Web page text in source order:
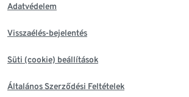
Adatvédelem
Visszaélés-bejelentés
Süti (cookie) beállítások
Általános Szerződési Feltételek